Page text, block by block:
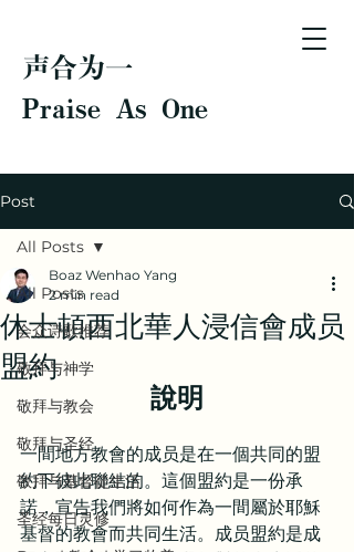
声合为一
Praise As One
Post
All Posts
会众诗歌推荐
敬拜与神学
敬拜与教会
敬拜与圣经
敬拜与基督徒生活
圣经每日灵修
All Posts
休士頓西北華人浸信會成员
盟約
Boaz Wenhao Yang
2 min read
說明
一間地方教會的成员是在一個共同的盟
約下彼此聯結的。這個盟約是一份承
諾，宣告我們將如何作為一間屬於耶穌
基督的教會而共同生活。成员盟約是成